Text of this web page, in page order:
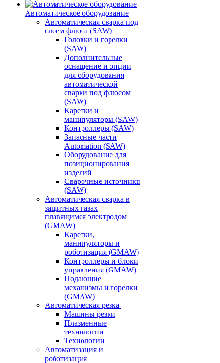
Автоматическое оборудование
Автоматическая сварка под
слоем флюса (SAW)
Головки и горелки
(SAW)
Дополнительные
оснащение и опции
для оборудования
автоматической
сварки под флюсом
(SAW)
Каретки и
манипуляторы (SAW)
Контроллеры (SAW)
Запасные части
Automation (SAW)
Оборудование для
позиционирования
изделий
Сварочные источники
(SAW)
Автоматическая сварка в
защитных газах
плавящимся электродом
(GMAW)
Каретки,
манипуляторы и
роботизация (GMAW)
Контроллеры и блоки
управления (GMAW)
Подающие
механизмы и горелки
(GMAW)
Автоматическая резка
Машины резки
Плазменные
технологии
Технологии
Автоматизация и
роботизация